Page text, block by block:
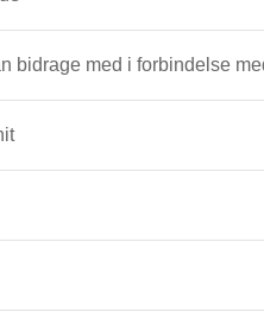
bidrage med i forbindelse